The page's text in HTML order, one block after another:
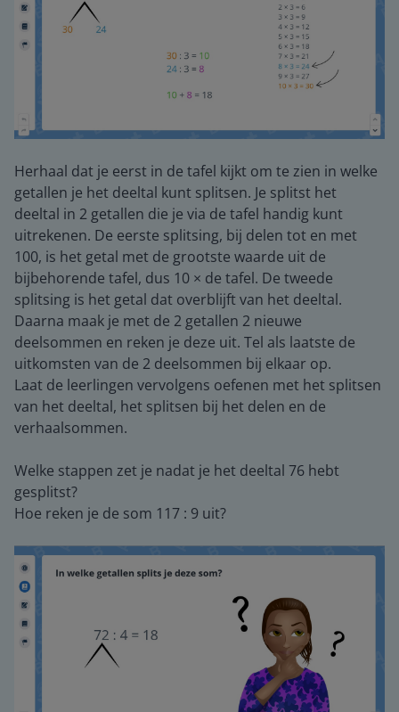
Herhaal dat je eerst in de tafel kijkt om te zien in welke
getallen je het deeltal kunt splitsen. Je splitst het
deeltal in 2 getallen die je via de tafel handig kunt
uitrekenen. De eerste splitsing, bij delen tot en met
100, is het getal met de grootste waarde uit de
bijbehorende tafel, dus 10 × de tafel. De tweede
splitsing is het getal dat overblijft van het deeltal.
Daarna maak je met de 2 getallen 2 nieuwe
deelsommen en reken je deze uit. Tel als laatste de
uitkomsten van de 2 deelsommen bij elkaar op.
Laat de leerlingen vervolgens oefenen met het splitsen
van het deeltal, het splitsen bij het delen en de
verhaalsommen.
Welke stappen zet je nadat je het deeltal 76 hebt
gesplitst?
Hoe reken je de som 117 : 9 uit?